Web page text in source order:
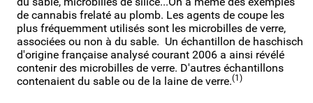
de cannabis frelaté au plomb. Les agents de coupe les
plus fréquemment utilisés sont les microbilles de verre,
associées ou non à du sable. Un échantillon de haschisch
d'origine française analysé courant 2006 a ainsi révélé
contenir des microbilles de verre. D'autres échantillons
contenaient du sable ou de la laine de verre.(1)